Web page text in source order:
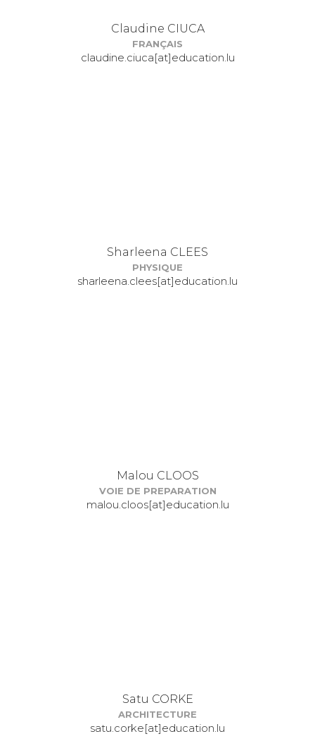
Claudine CIUCA
FRANÇAIS
claudine.ciuca[at]education.lu
Sharleena CLEES
PHYSIQUE
sharleena.clees[at]education.lu
Malou CLOOS
VOIE DE PREPARATION
malou.cloos[at]education.lu
Satu CORKE
ARCHITECTURE
satu.corke[at]education.lu